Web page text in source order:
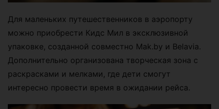
Для маленьких путешественников в аэропорту
можно приобрести Кидс Мил в эксклюзивной
упаковке, созданной совместно Mak.by и Belavia.
Дополнительно организована творческая зона с
раскрасками и мелками, где дети смогут
интересно провести время в ожидании рейса.